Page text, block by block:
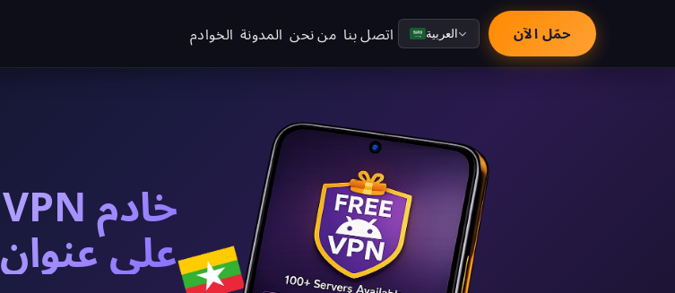
الخوادم المدونة من نحن اتصل بنا العربية حمّل الآن
على عنوان IP ميانماري في 2026